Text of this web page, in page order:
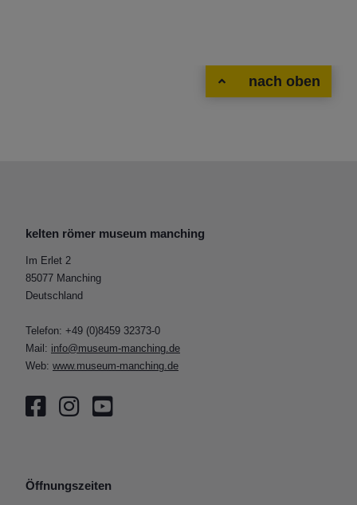
nach oben
kelten römer museum manching
Im Erlet 2
85077 Manching
Deutschland
Telefon: +49 (0)8459 32373-0
Mail: info@museum-manching.de
Web: www.museum-manching.de
Öffnungszeiten